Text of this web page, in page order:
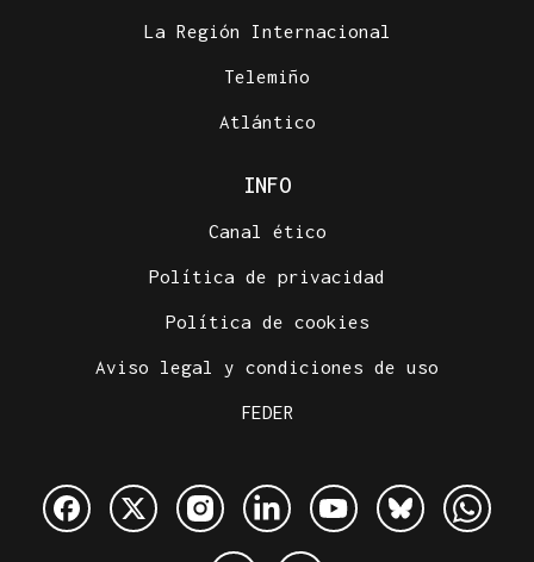
La Región Internacional
Telemiño
Atlántico
INFO
Canal ético
Política de privacidad
Política de cookies
Aviso legal y condiciones de uso
FEDER